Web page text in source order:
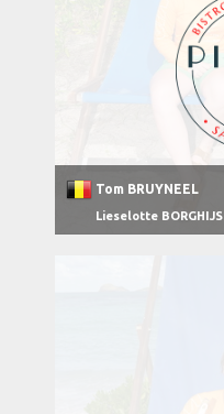
Tom BRUYNEEL
Lieselotte BORGHIJS